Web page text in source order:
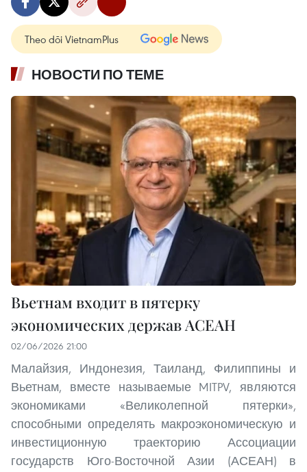
Theo dõi VietnamPlus
НОВОСТИ ПО ТЕМЕ
Вьетнам входит в пятерку
экономических держав АСЕАН
02/06/2026 21:00
Малайзия, Индонезия, Таиланд, Филиппины и
Вьетнам, вместе называемые MITPV, являются
экономиками «Великолепной пятерки»,
способными определять макроэкономическую и
инвестиционную траекторию Ассоциации
государств Юго-Восточной Азии (АСЕАН) в